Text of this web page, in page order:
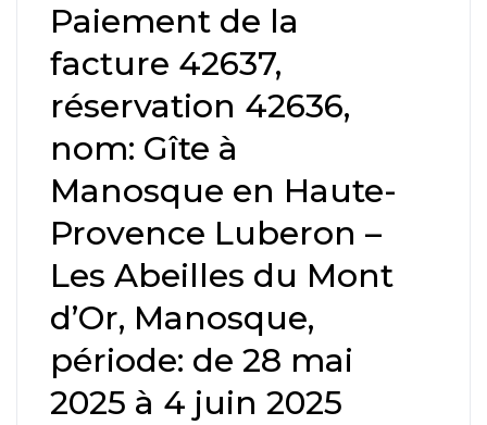
Paiement de la
facture 42637,
réservation 42636,
nom: Gîte à
Manosque en Haute-
Provence Luberon –
Les Abeilles du Mont
d’Or, Manosque,
période: de 28 mai
2025 à 4 juin 2025